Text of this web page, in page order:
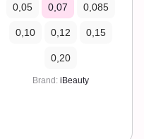
0,05 0,07 0,085
0,10 0,12 0,15
0,20
Brand iBeauty